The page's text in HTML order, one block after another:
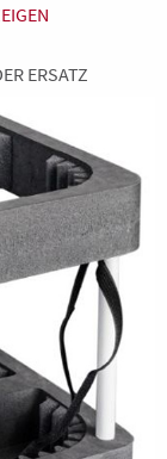
ERSATZ